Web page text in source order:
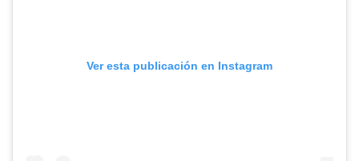
Ver esta publicación en Instagram